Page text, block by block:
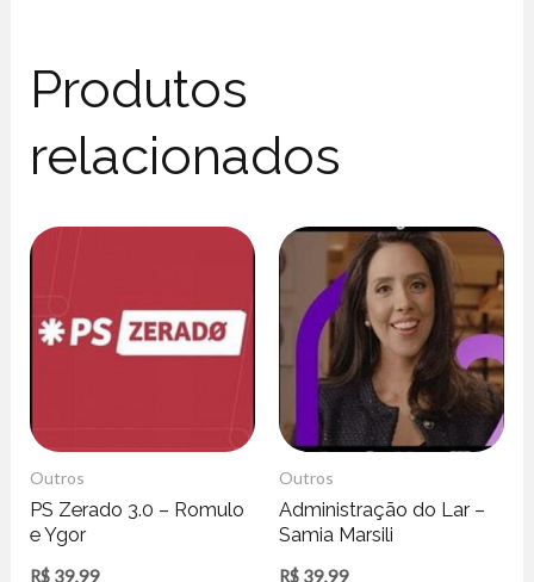
Produtos
relacionados
Outros
PS Zerado 3.0 – Romulo
e Ygor
R$ 39,99
Outros
Administração do Lar –
Samia Marsili
R$ 39,99